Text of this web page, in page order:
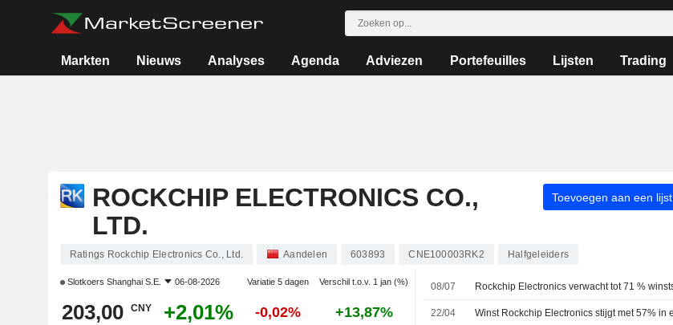
Markten Nieuws Analyses Agenda Adviezen Portefeuilles Lijsten Trading
ROCKCHIP ELECTRONICS CO.,
LTD.
Toevoegen aan een lijst
Ratings Rockchip Electronics Co., Ltd. Aandelen 603893 CNE100003RK2 Halfgeleiders
Slotkoers Shanghai S.E. 06-08-2026 Variatie 5 dagen Verschil t.o.v. 1 jan (%)
203,00 CNY +2,01% -0,02% +13,87%
08/07
22/04